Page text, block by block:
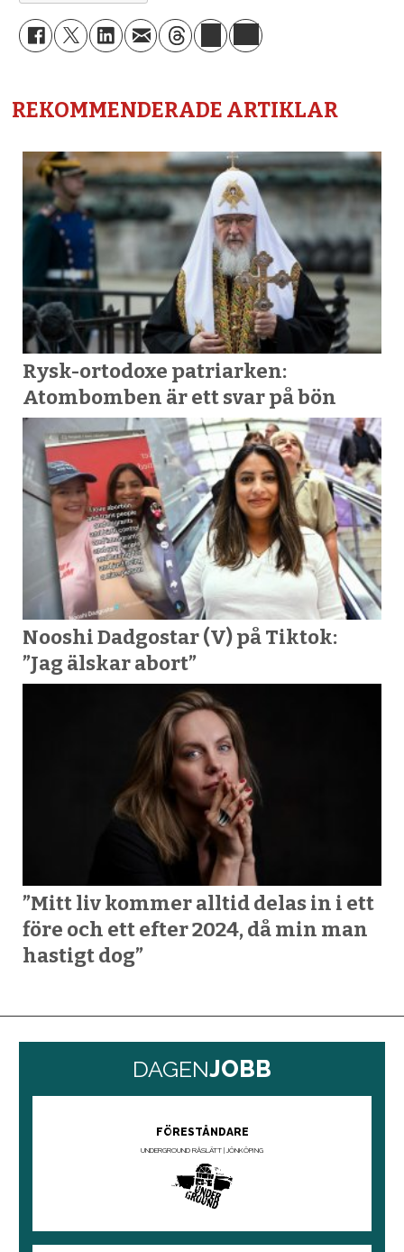
REKOMMENDERADE ARTIKLAR
Rysk-ortodoxe patriarken:
Atombomben är ett svar på bön
Nooshi Dadgostar (V) på Tiktok:
”Jag älskar abort”
”Mitt liv kommer alltid delas in i ett
före och ett efter 2024, då min man
hastigt dog”